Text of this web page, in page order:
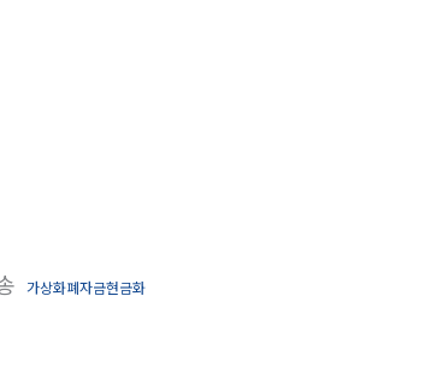
가상화폐자금현금화